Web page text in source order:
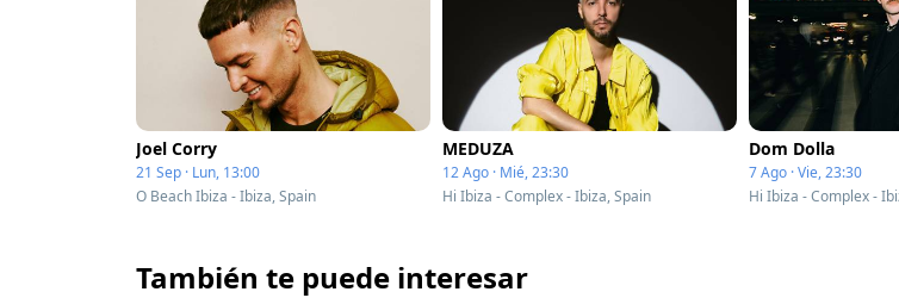
Joel Corry
21 Sep · Lun, 13:00
O Beach Ibiza - Ibiza, Spain
MEDUZA
12 Ago · Mié, 23:30
Hi Ibiza - Complex - Ibiza, Spain
Dom Dolla
7 Ago · Vie, 23:30
Hi Ibiza - Complex -
También te puede interesar